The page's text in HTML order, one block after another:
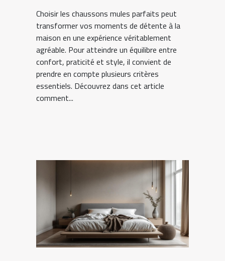
Choisir les chaussons mules parfaits peut
transformer vos moments de détente à la
maison en une expérience véritablement
agréable. Pour atteindre un équilibre entre
confort, praticité et style, il convient de
prendre en compte plusieurs critères
essentiels. Découvrez dans cet article
comment...